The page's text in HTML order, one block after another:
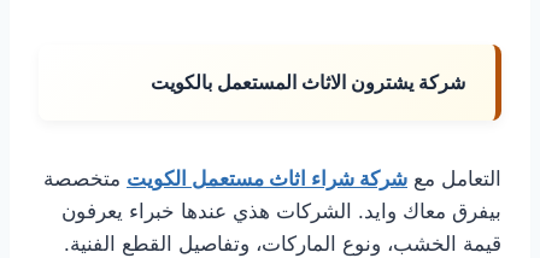
شركة يشترون الاثاث المستعمل بالكويت
التعامل مع شركة شراء اثاث مستعمل الكويت متخصصة
بيفرق معاك وايد. الشركات هذي عندها خبراء يعرفون
قيمة الخشب، ونوع الماركات، وتفاصيل القطع الفنية.